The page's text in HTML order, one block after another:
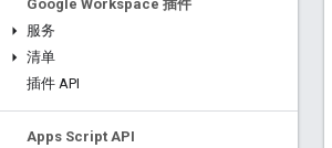
Google Workspace 插件
服务
清单
插件 API
Apps Script API